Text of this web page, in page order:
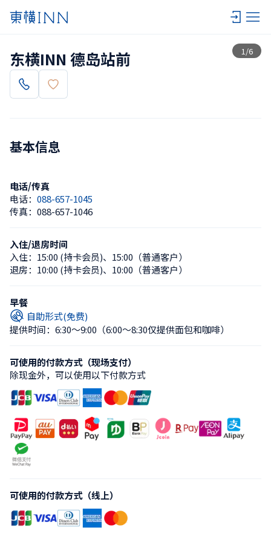
1 /6
查看一览
东横INN 德岛站前
基本信息
电话/传真
电话： 088-657-1045
传真： 088-657-1046
入住/退房时间
入住： 15:00 (持卡会员)、 15:00（普通客户）
退房： 10:00 (持卡会员)、 10:00（普通客户）
早餐
自助形式(免费)
提供时间：6:30〜9:00 （6:00〜8:30仅提供面包和咖啡）
可使用的付款方式（现场支付）
除现金外，可以使用以下付款方式
可使用的付款方式（线上）